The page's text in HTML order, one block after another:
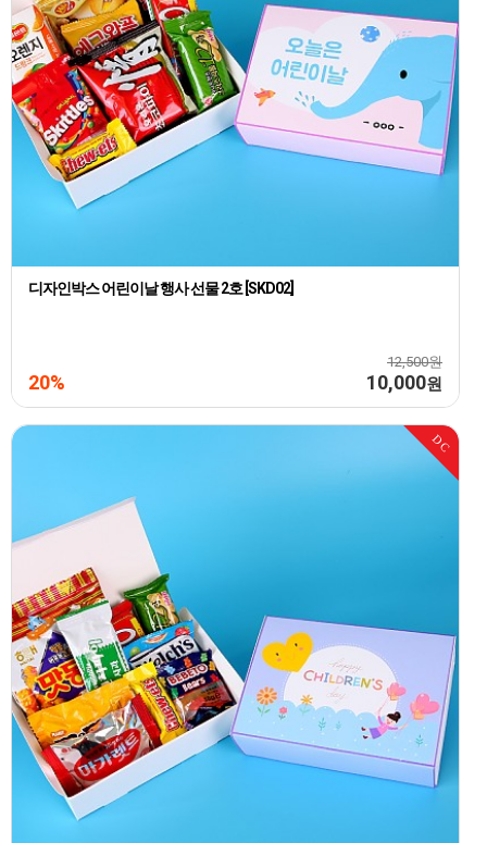
디자인박스 어린이날 행사 선물 2호 [SKD02]
12,500원
20% 10,000원
DC